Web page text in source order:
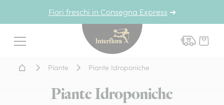
Fiori freschi in Consegna Express ➜
Menu
Interflora - fiori a
Home - Fiori a domicilio
Piante Piante Idroponiche
Piante Idroponiche